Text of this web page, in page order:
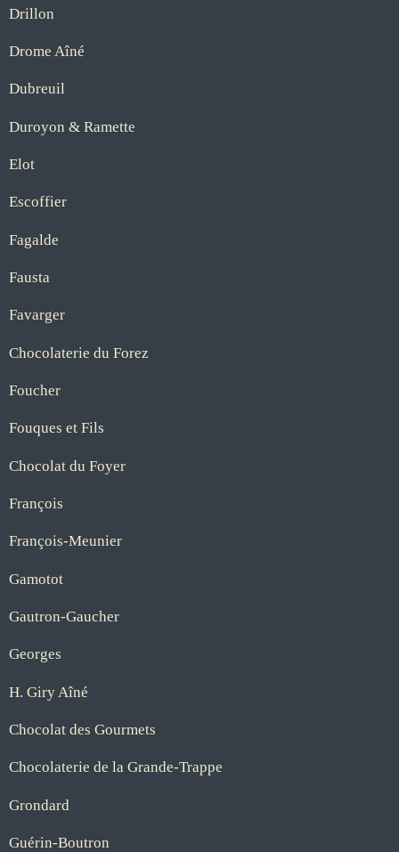
Drillon
Drome Aîné
Dubreuil
Duroyon & Ramette
Elot
Escoffier
Fagalde
Fausta
Favarger
Chocolaterie du Forez
Foucher
Fouques et Fils
Chocolat du Foyer
François
François-Meunier
Gamotot
Gautron-Gaucher
Georges
H. Giry Aîné
Chocolat des Gourmets
Chocolaterie de la Grande-Trappe
Grondard
Guérin-Boutron